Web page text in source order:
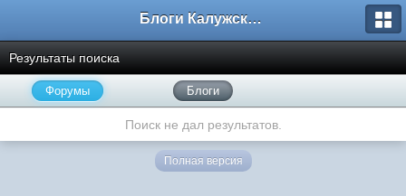
Блоги Калужского перекрестка
Результаты поиска
Форумы Блоги
Поиск не дал результатов.
Полная версия